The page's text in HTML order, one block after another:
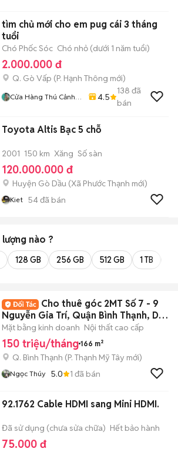
tìm chủ mới cho em pug cái 3 tháng
tuổi
Chó Phốc Sóc Chó nhỏ (dưới 1 năm tuổi)
2.000.000 đ
Q. Gò Vấp (P. Hạnh Thông mới)
Cửa Hàng Thú Cảnh
4.5
138 đã
bán
Toyota Altis Bạc 5 chỗ
2001 150 km Xăng Số sàn
120.000.000 đ
Huyện Gò Dầu (Xã Phước Thạnh mới)
Kiet 54đã bán
nào ?
128 GB 256 GB 512 GB 1 TB
Cho thuê góc 2MT Số 7 - 9
Nguyễn Gia Trí, Quận Bình Thạnh, DT:
8.3x20m
Mặt bằng kinh doanh Nội thất cao cấp
150 triệu/tháng 166 m²
Q. Bình Thạnh (P. Thạnh Mỹ Tây mới)
Ngọc Thúy 5.0 1 đã bán
92.1762 Cable HDMI sang Mini HDMI.
Đã sử dụng (chưa sửa chữa) Hết bảo hành
75.000 đ